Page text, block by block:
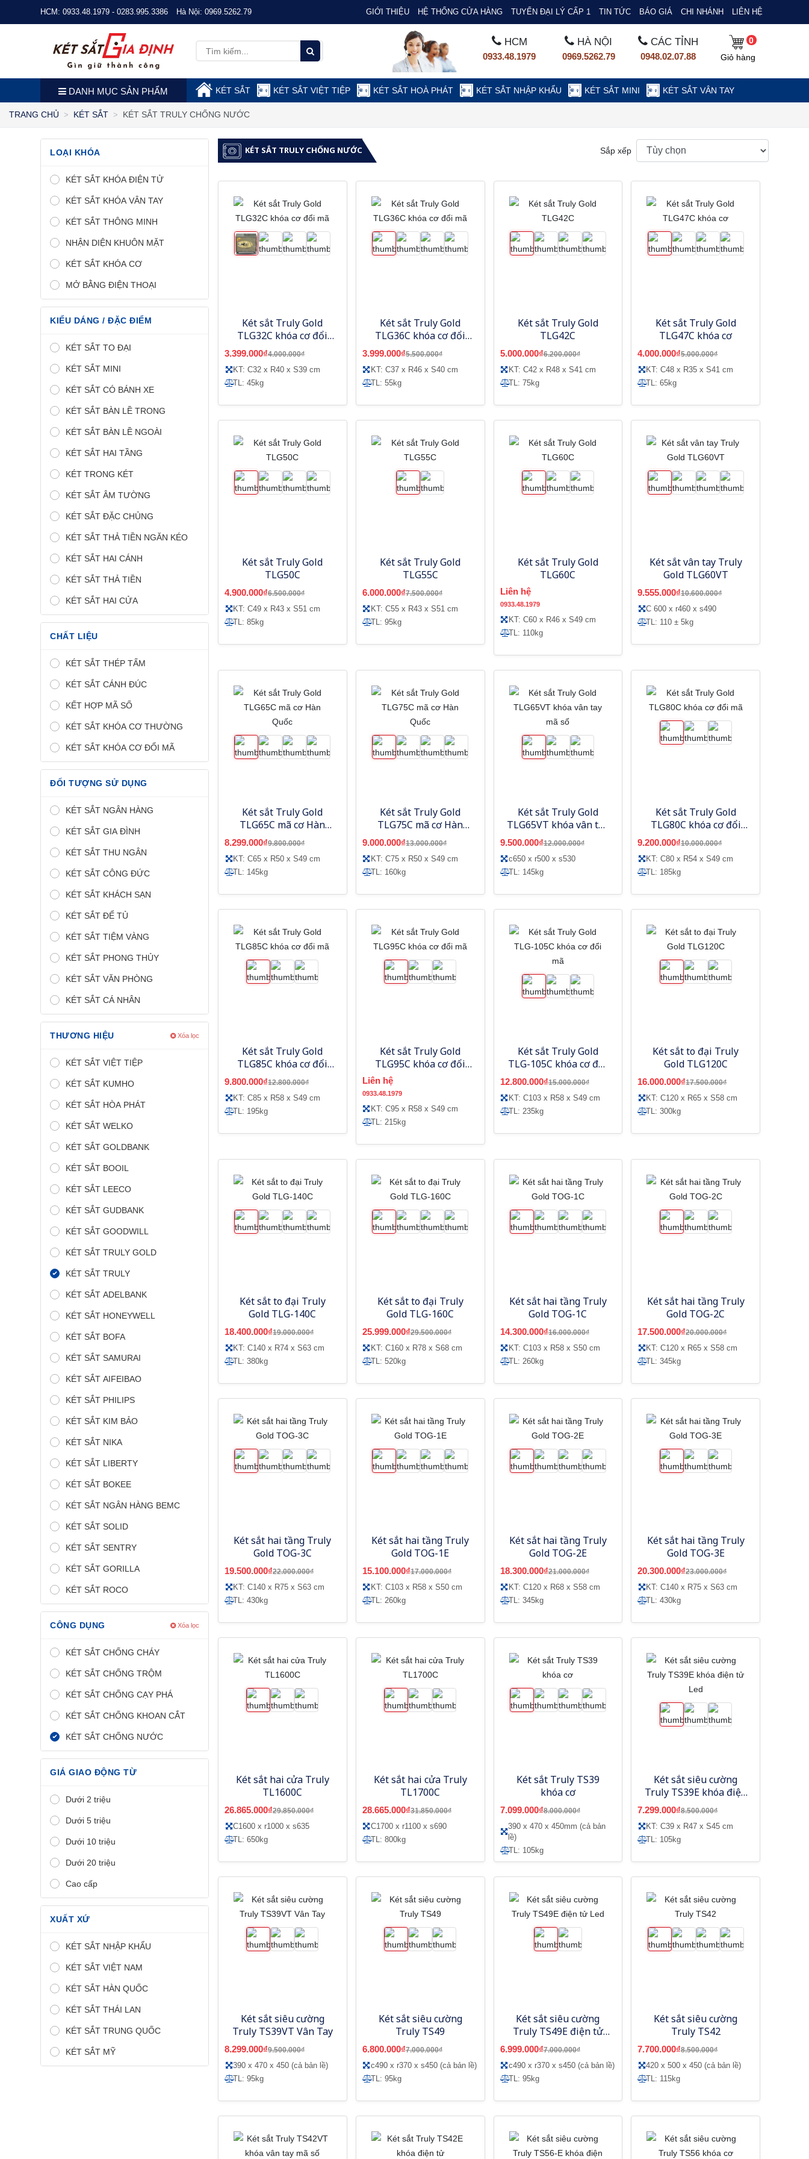
HCM: 0933.48.1979 - 0283.995.3386 Hà Nội: 0969.5262.79 GIỚI THIỆU HỆ THỐNG CỬA HÀNG TUYỂN ĐẠI LÝ CẤP 1 TIN TỨC BÁO GIÁ CHI NHÁNH LIÊN HỆ
HCM
0933.48.1979
HÀ NỘI
0969.5262.79
CÁC TỈNH
0948.02.07.88
0
Giỏ hàng
DANH MỤC SẢN PHẨM KÉT SẮT KÉT SẮT VIỆT TIỆP KÉT SẮT HOÀ PHÁT KÉT SẮT NHẬP KHẨU KÉT SẮT MINI KÉT SẮT VÂN TAY
TRANG CHỦ KÉT SẮT KÉT SẮT TRULY CHỐNG NƯỚC
LOẠI KHÓA
KÉT SẮT KHÓA ĐIỆN TỬ
KÉT SẮT KHÓA VÂN TAY
KÉT SẮT THÔNG MINH
NHẬN DIỆN KHUÔN MẶT
KÉT SẮT KHÓA CƠ
MỞ BẰNG ĐIỆN THOẠI
KIỂU DÁNG / ĐẶC ĐIỂM
KÉT SẮT TO ĐẠI
KÉT SẮT MINI
KÉT SẮT CÓ BÁNH XE
KÉT SẮT BÀN LỀ TRONG
KÉT SẮT BÀN LỀ NGOÀI
KÉT SẮT HAI TẦNG
KÉT TRONG KÉT
KÉT SẮT ÂM TƯỜNG
KÉT SẮT ĐẶC CHỦNG
KÉT SẮT THẢ TIỀN NGĂN KÉO
KÉT SẮT HAI CÁNH
KÉT SẮT THẢ TIỀN
KÉT SẮT HAI CỬA
CHẤT LIỆU
KÉT SẮT THÉP TẤM
KÉT SẮT CÁNH ĐÚC
KẾT HỢP MÃ SỐ
KÉT SẮT KHÓA CƠ THƯỜNG
KÉT SẮT KHÓA CƠ ĐỔI MÃ
ĐỐI TƯỢNG SỬ DỤNG
KÉT SẮT NGÂN HÀNG
KÉT SẮT GIA ĐÌNH
KÉT SẮT THU NGÂN
KÉT SẮT CÔNG ĐỨC
KÉT SẮT KHÁCH SẠN
KÉT SẮT ĐỂ TỦ
KÉT SẮT TIỆM VÀNG
KÉT SẮT PHONG THỦY
KÉT SẮT VĂN PHÒNG
KÉT SẮT CÁ NHÂN
THƯƠNG HIỆU Xóa lọc
KÉT SẮT VIỆT TIỆP
KÉT SẮT KUMHO
KÉT SẮT HÒA PHÁT
KÉT SẮT WELKO
KÉT SẮT GOLDBANK
KÉT SẮT BOOIL
KÉT SẮT LEECO
KÉT SẮT GUDBANK
KÉT SẮT GOODWILL
KÉT SẮT TRULY GOLD
KÉT SẮT TRULY
KÉT SẮT ADELBANK
KÉT SẮT HONEYWELL
KÉT SẮT BOFA
KÉT SẮT SAMURAI
KÉT SẮT AIFEIBAO
KÉT SẮT PHILIPS
KÉT SẮT KIM BẢO
KÉT SẮT NIKA
KÉT SẮT LIBERTY
KÉT SẮT BOKEE
KÉT SẮT NGÂN HÀNG BEMC
KÉT SẮT SOLID
KÉT SẮT SENTRY
KÉT SẮT GORILLA
KÉT SẮT ROCO
CÔNG DỤNG Xóa lọc
KÉT SẮT CHỐNG CHÁY
KÉT SẮT CHỐNG TRỘM
KÉT SẮT CHỐNG CẠY PHÁ
KÉT SẮT CHỐNG KHOAN CẮT
KÉT SẮT CHỐNG NƯỚC
GIÁ GIAO ĐỘNG TỪ
Dưới 2 triệu
Dưới 5 triệu
Dưới 10 triệu
Dưới 20 triệu
Cao cấp
XUẤT XỨ
KÉT SẮT NHẬP KHẨU
KÉT SẮT VIỆT NAM
KÉT SẮT HÀN QUỐC
KÉT SẮT THÁI LAN
KÉT SẮT TRUNG QUỐC
KÉT SẮT MỸ
KÉT SẮT TRULY CHỐNG NƯỚC Sắp xếp
Két sắt Truly Gold
TLG32C khóa cơ đổi
mã
3.399.000₫4.000.000₫
KT: C32 x R40 x S39 cm
TL: 45kg
Két sắt Truly Gold
TLG36C khóa cơ đổi
mã
3.999.000₫5.500.000₫
KT: C37 x R46 x S40 cm
TL: 55kg
Két sắt Truly Gold
TLG42C
5.000.000₫6.200.000₫
KT: C42 x R48 x S41 cm
TL: 75kg
Két sắt Truly Gold
TLG47C khóa cơ
4.000.000₫5.000.000₫
KT: C48 x R35 x S41 cm
TL: 65kg
Két sắt Truly Gold
TLG50C
4.900.000₫6.500.000₫
KT: C49 x R43 x S51 cm
TL: 85kg
Két sắt Truly Gold
TLG55C
6.000.000₫7.500.000₫
KT: C55 x R43 x S51 cm
TL: 95kg
Két sắt Truly Gold
TLG60C
Liên hệ
0933.48.1979
KT: C60 x R46 x S49 cm
TL: 110kg
Két sắt vân tay Truly
Gold TLG60VT
9.555.000₫10.600.000₫
C 600 x r460 x s490
TL: 110 ± 5kg
Két sắt Truly Gold
TLG65C mã cơ Hàn
Quốc
8.299.000₫9.800.000₫
KT: C65 x R50 x S49 cm
TL: 145kg
Két sắt Truly Gold
TLG75C mã cơ Hàn
Quốc
9.000.000₫13.000.000₫
KT: C75 x R50 x S49 cm
TL: 160kg
Két sắt Truly Gold
TLG65VT khóa vân tay
mã số
9.500.000₫12.000.000₫
c650 x r500 x s530
TL: 145kg
Két sắt Truly Gold
TLG80C khóa cơ đổi
mã
9.200.000₫10.000.000₫
KT: C80 x R54 x S49 cm
TL: 185kg
Két sắt Truly Gold
TLG85C khóa cơ đổi
mã
9.800.000₫12.800.000₫
KT: C85 x R58 x S49 cm
TL: 195kg
Két sắt Truly Gold
TLG95C khóa cơ đổi
Liên hệ
0933.48.1979
KT: C95 x R58 x S49 cm
TL: 215kg
Két sắt Truly Gold
TLG-105C khóa cơ đổi
mã
12.800.000₫15.000.000₫
KT: C103 x R58 x S49 cm
TL: 235kg
Két sắt to đại Truly
Gold TLG120C
16.000.000₫17.500.000₫
KT: C120 x R65 x S58 cm
TL: 300kg
Két sắt to đại Truly
Gold TLG-140C
18.400.000₫19.000.000₫
KT: C140 x R74 x S63 cm
TL: 380kg
Két sắt to đại Truly
Gold TLG-160C
25.999.000₫29.500.000₫
KT: C160 x R78 x S68 cm
TL: 520kg
Két sắt hai tầng Truly
Gold TOG-1C
14.300.000₫16.000.000₫
KT: C103 x R58 x S50 cm
TL: 260kg
Két sắt hai tầng Truly
Gold TOG-2C
17.500.000₫20.000.000₫
KT: C120 x R65 x S58 cm
TL: 345kg
Két sắt hai tầng Truly
Gold TOG-3C
19.500.000₫22.000.000₫
KT: C140 x R75 x S63 cm
TL: 430kg
Két sắt hai tầng Truly
Gold TOG-1E
15.100.000₫17.000.000₫
KT: C103 x R58 x S50 cm
TL: 260kg
Két sắt hai tầng Truly
Gold TOG-2E
18.300.000₫21.000.000₫
KT: C120 x R68 x S58 cm
TL: 345kg
Két sắt hai tầng Truly
Gold TOG-3E
20.300.000₫23.000.000₫
KT: C140 x R75 x S63 cm
TL: 430kg
Két sắt hai cửa Truly
TL1600C
26.865.000₫29.850.000₫
C1600 x r1000 x s635
TL: 650kg
Két sắt hai cửa Truly
TL1700C
28.665.000₫31.850.000₫
C1700 x r1100 x s690
TL: 800kg
Két sắt Truly TS39
khóa cơ
7.099.000₫8.000.000₫
390 x 470 x 450mm (cả bản
lề)
TL: 105kg
Két sắt siêu cường
Truly TS39E khóa điện
tử Led
7.299.000₫8.500.000₫
KT: C39 x R47 x S45 cm
TL: 105kg
Két sắt siêu cường
Truly TS39VT Vân Tay
8.299.000₫9.500.000₫
390 x 470 x 450 (cả bản lề)
TL: 95kg
Két sắt siêu cường
Truly TS49
6.800.000₫7.000.000₫
c490 x r370 x s450 (cả bản lề)
TL: 95kg
Két sắt siêu cường
Truly TS49E điện tử
Led
6.999.000₫7.000.000₫
c490 x r370 x s450 (cả bản lề)
TL: 95kg
Két sắt siêu cường
Truly TS42
7.700.000₫8.500.000₫
420 x 500 x 450 (cả bản lề)
TL: 115kg